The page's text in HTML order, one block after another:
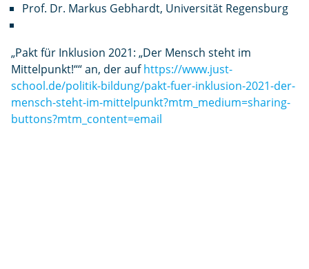
Prof. Dr. Markus Gebhardt, Universität Regensburg
„Pakt für Inklusion 2021: „Der Mensch steht im
Mittelpunkt!““ an, der aufhttps://www.just-
school.de/politik-bildung/pakt-fuer-inklusion-2021-der-
mensch-steht-im-mittelpunkt?mtm_medium=sharing-
buttons?mtm_content=email